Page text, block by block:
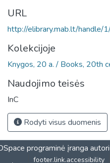
URL
http://elibrary.mab.lt/handle/
Kolekcijoje
Knygos, 20 a. / Books, 20th
Naudojimo teisės
InC
Rodyti visus duomenis
programinė įranga
footer.link.accessibility